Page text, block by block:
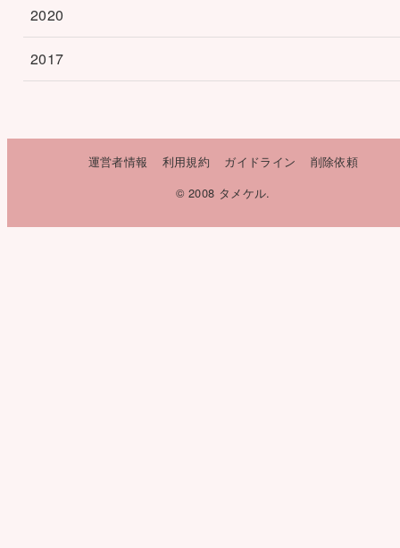
2020
2017
運営者情報 利用規約 ガイドライン
削除依頼
© 2008 タメケル.